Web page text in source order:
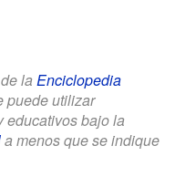
la Enciclopedia
puede utilizar
educativos bajo la
a menos que se indique